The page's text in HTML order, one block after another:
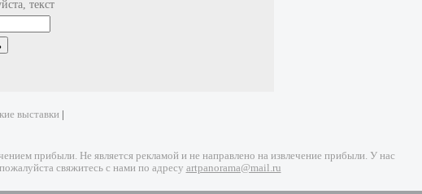
текст
выставки
прибыли. Не является рекламой и не направлено на извлечение прибыли. У нас
свяжитесь с нами по адресу artpanorama@mail.ru